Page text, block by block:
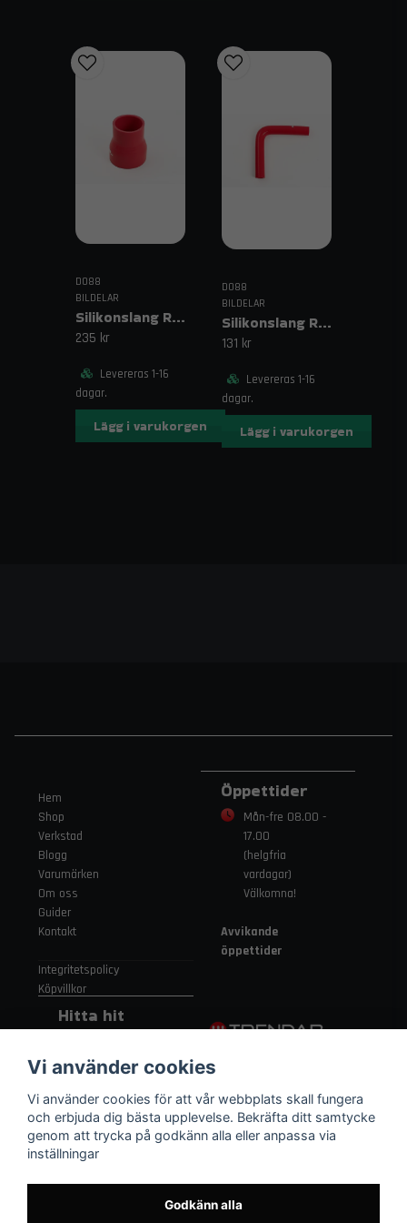
om montering eller kompatibilitet? Kontakta oss på
Fri frakt över 1995 kr inom Sverige – snabb
och spårbar leverans från vårt lager i
Relaterade sökord
vajerlås stål, litet vajerlås, vajerlås dragkabel, vajerlås
DO88
BILDELAR
Silikonslang Röd 2,375–2,75" (60–70mm)
235 kr
Levereras 1-16
dagar.
Lägg i varukorgen
DO88
BILDELAR
Silikonslang Röd 90° 0,75" (19mm)
131 kr
Levereras 1-16
dagar.
Lägg i varukorgen
Hem
Shop
Verkstad
Blogg
Varumärken
Om oss
Guider
Kontakt
Integritetspolicy
Köpvillkor
Öppettider
Mån-fre 08.00 -
17.00
(helgfria
vardagar)
Välkomna!
Avvikande
öppettider
Hitta hit
Strängnäsvägen
315 155 91
Nykvarn Sverige
08 552 450 06
@trendab.com
Vi använder cookies
Vi använder cookies för att vår webbplats skall fungera
och erbjuda dig bästa upplevelse. Bekräfta ditt samtycke
genom att trycka på godkänn alla eller anpassa via
inställningar
Godkänn alla